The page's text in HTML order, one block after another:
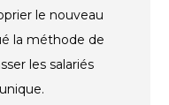
le nouveau
la méthode de
les salariés